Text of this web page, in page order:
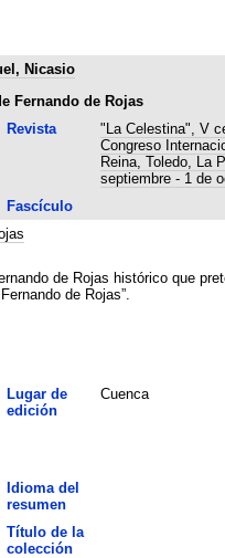
Nicasio
Fernando de Rojas
Revista
"La Celestina", V
Congreso
Reina, Toledo, La
septiembre - 1 de
Fascículo
de Rojas histórico que
de Rojas”.
Lugar de
edición
Cuenca
Idioma del
resumen
Título de la
colección